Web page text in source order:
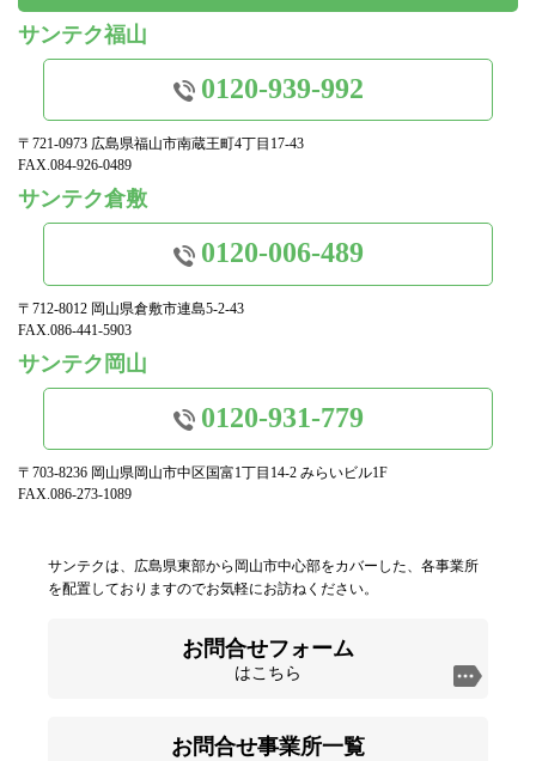
サンテク福山
0120-939-992
〒721-0973 広島県福山市南蔵王町4丁目17-43
FAX.084-926-0489
サンテク倉敷
0120-006-489
〒712-8012 岡山県倉敷市連島5-2-43
FAX.086-441-5903
サンテク岡山
0120-931-779
〒703-8236 岡山県岡山市中区国富1丁目14-2 みらいビル1F
FAX.086-273-1089
サンテクは、広島県東部から岡山市中心部をカバーした、各事業所
を配置しておりますのでお気軽にお訪ねください。
お問合せフォーム
はこちら
お問合せ事業所一覧